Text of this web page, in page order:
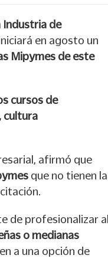
Industria de
en agosto un
Mipymes de este
cursos de
cultura
afirmó que
que no tienen la
de profesionalizar al
o medianas
a una opción de